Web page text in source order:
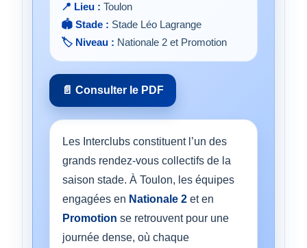
📍 Lieu : Toulon
🏟️ Stade : Stade Léo Lagrange
🏷️ Niveau : Nationale 2 et Promotion
📄 Consulter le PDF
Les Interclubs constituent l’un des
grands rendez-vous collectifs de la
saison stade. À Toulon, les équipes
engagées en Nationale 2 et en
Promotion se retrouvent pour une
journée dense, où chaque